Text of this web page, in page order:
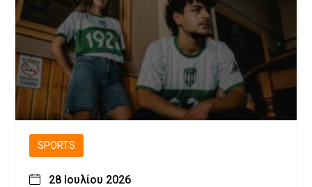
SPORTS
28 Ιουλίου 2026